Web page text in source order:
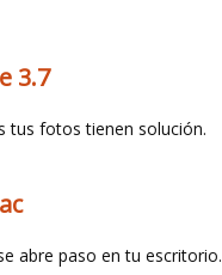
3.7
tus fotos tienen solución.
abre paso en tu escritorio.